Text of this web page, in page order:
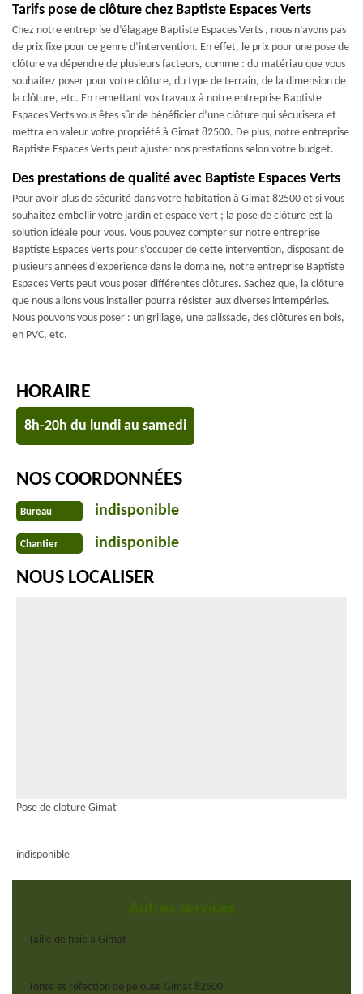
Tarifs pose de clôture chez Baptiste Espaces Verts
Chez notre entreprise d’élagage Baptiste Espaces Verts , nous n’avons pas
de prix fixe pour ce genre d’intervention. En effet, le prix pour une pose de
clôture va dépendre de plusieurs facteurs, comme : du matériau que vous
souhaitez poser pour votre clôture, du type de terrain, de la dimension de
la clôture, etc. En remettant vos travaux à notre entreprise Baptiste
Espaces Verts vous êtes sûr de bénéficier d’une clôture qui sécurisera et
mettra en valeur votre propriété à Gimat 82500. De plus, notre entreprise
Baptiste Espaces Verts peut ajuster nos prestations selon votre budget.
Des prestations de qualité avec Baptiste Espaces Verts
Pour avoir plus de sécurité dans votre habitation à Gimat 82500 et si vous
souhaitez embellir votre jardin et espace vert ; la pose de clôture est la
solution idéale pour vous. Vous pouvez compter sur notre entreprise
Baptiste Espaces Verts pour s’occuper de cette intervention, disposant de
plusieurs années d’expérience dans le domaine, notre entreprise Baptiste
Espaces Verts peut vous poser différentes clôtures. Sachez que, la clôture
que nous allons vous installer pourra résister aux diverses intempéries.
Nous pouvons vous poser : un grillage, une palissade, des clôtures en bois,
en PVC, etc.
HORAIRE
8h-20h du lundi au samedi
NOS COORDONNÉES
Bureau indisponible
Chantier indisponible
NOUS LOCALISER
Pose de cloture Gimat
indisponible
Autres services
Taille de haie à Gimat
Tonte et réfection de pelouse Gimat 82500